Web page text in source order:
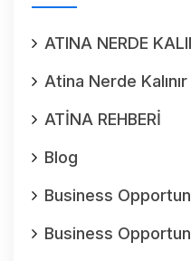
ATINA NERDE
Atina Nerde Kalınır
ATİNA REHBERİ
Blog
Business
Business